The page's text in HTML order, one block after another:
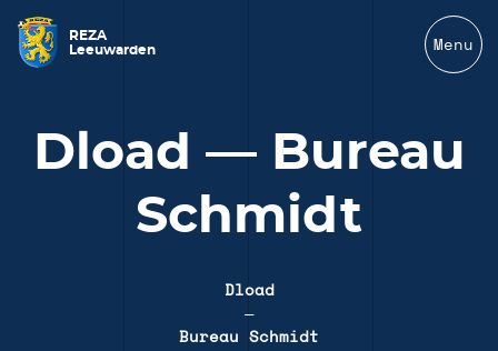
REZA
Leeuwarden
Menu
Dload — Bureau
Schmidt
Dload
—
Bureau Schmidt